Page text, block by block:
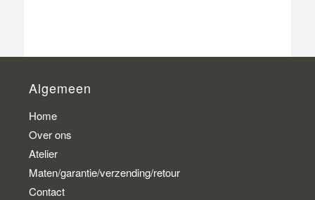
Algemeen
Home
Over ons
Atelier
Maten/garantie/verzending/retour
Contact